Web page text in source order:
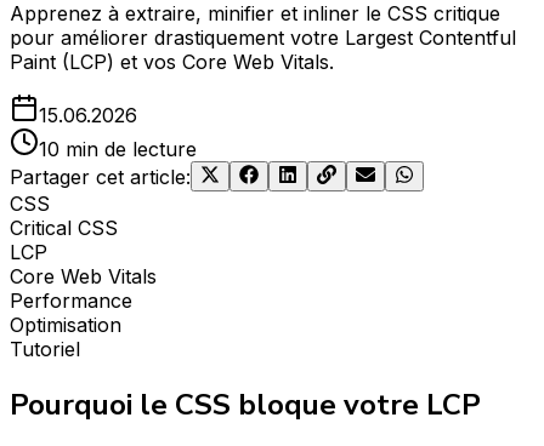
Apprenez à extraire, minifier et inliner le CSS critique
pour améliorer drastiquement votre Largest Contentful
Paint (LCP) et vos Core Web Vitals.
15.06.2026
10 min de lecture
Partager cet article:
CSS
Critical CSS
LCP
Core Web Vitals
Performance
Optimisation
Tutoriel
Pourquoi le CSS bloque votre LCP